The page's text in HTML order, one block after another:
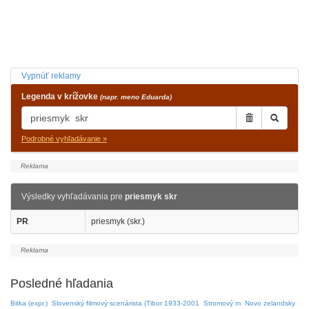
Vypnúť reklamy
Legenda v krížovke (napr. meno Eduarda)
Podrobné vyhľadávanie »
Výsledky vyhľadávania pre priesmyk skr
PR priesmyk (skr.)
Posledné hľadania
Bitka (expr.) Slovenský filmový scenárista (Tibor 1933-2001 Stromový m Novo zelandsky